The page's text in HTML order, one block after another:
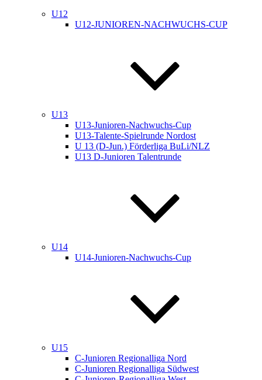
U12
U12-JUNIOREN-NACHWUCHS-CUP
U13
U13-Junioren-Nachwuchs-Cup
U13-Talente-Spielrunde Nordost
U 13 (D-Jun.) Förderliga BuLi/NLZ
U13 D-Junioren Talentrunde
U14
U14-Junioren-Nachwuchs-Cup
U15
C-Junioren Regionalliga Nord
C-Junioren Regionalliga Südwest